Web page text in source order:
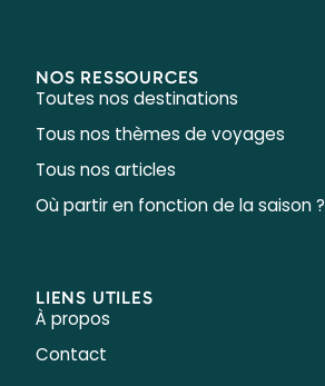
NOS RESSOURCES
Toutes nos destinations
Tous nos thèmes de voyages
Tous nos articles
Où partir en fonction de la saison ?
LIENS UTILES
À propos
Contact